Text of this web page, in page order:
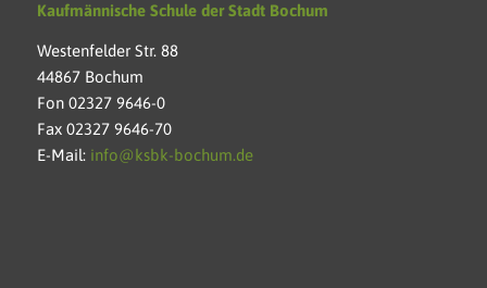
Kaufmännische Schule der Stadt Bochum
Westenfelder Str. 88
44867 Bochum
Fon 02327 9646-0
Fax 02327 9646-70
E-Mail: info@ksbk-bochum.de